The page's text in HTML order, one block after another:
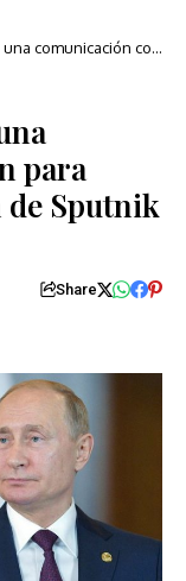
comunicación con
para
Sputnik
Share